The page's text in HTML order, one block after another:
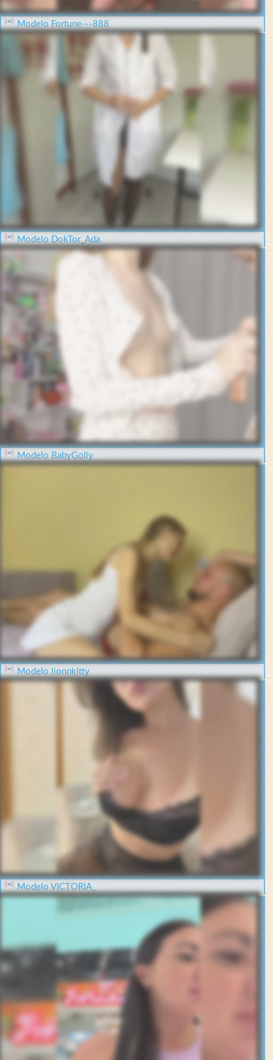
Modelo Fortune---888
Modelo DokTor_Ada
Modelo BabyGolly
Modelo lionnkitty
Modelo VICTORIA_